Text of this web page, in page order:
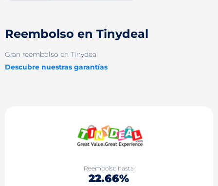
Reembolso en Tinydeal
Gran reembolso en Tinydeal
Descubre nuestras garantías
Reembolso hasta
22.66%